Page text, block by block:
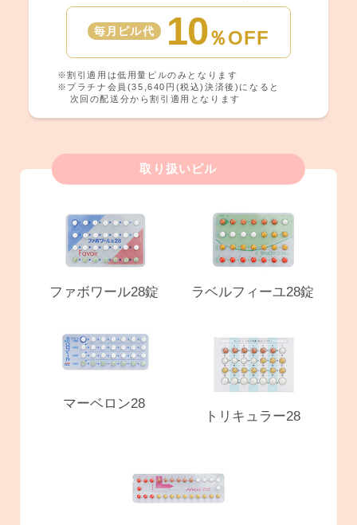
毎月ピル代 10％OFF
※割引適用は低用量ピルのみとなります
※プラチナ会員(35,640円(税込)決済後)になると
次回の配送分から割引適用となります
取り扱いピル
ファボワール28錠 ラベルフィーユ28錠
マーベロン28
トリキュラー28